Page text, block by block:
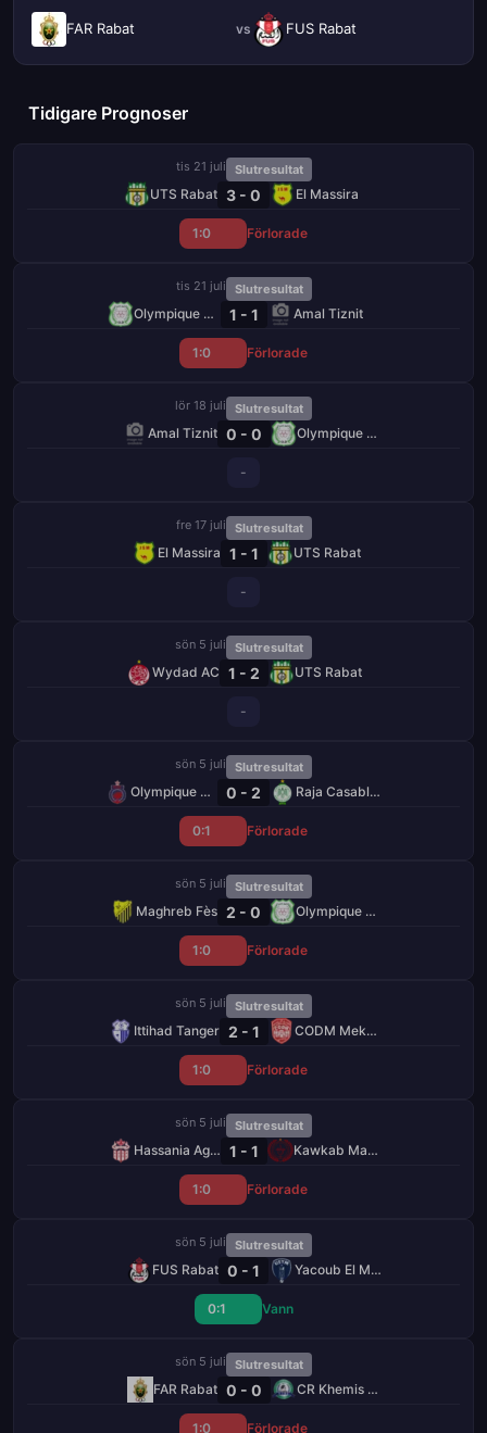
FAR Rabat vs FUS Rabat
Tidigare Prognoser
tis 21 juli Slutresultat
UTS Rabat 3 - 0 El Massira
1:0 Förlorade
tis 21 juli Slutresultat
Olympique Dcheïra 1 - 1 Amal Tiznit
1:0 Förlorade
lör 18 juli Slutresultat
Amal Tiznit 0 - 0 Olympique Dcheïra
-
fre 17 juli Slutresultat
El Massira 1 - 1 UTS Rabat
-
sön 5 juli Slutresultat
Wydad AC 1 - 2 UTS Rabat
-
sön 5 juli Slutresultat
Olympique Safi 0 - 2 Raja Casablanca
0:1 Förlorade
sön 5 juli Slutresultat
Maghreb Fès 2 - 0 Olympique Dcheïra
1:0 Förlorade
sön 5 juli Slutresultat
Ittihad Tanger 2 - 1 CODM Meknès
1:0 Förlorade
sön 5 juli Slutresultat
Hassania Agadir 1 - 1 Kawkab Marrakech
1:0 Förlorade
sön 5 juli Slutresultat
FUS Rabat 0 - 1 Yacoub El Mansour
0:1 Vann
sön 5 juli Slutresultat
FAR Rabat 0 - 0 CR Khemis Zemamra
1:0 Förlorade